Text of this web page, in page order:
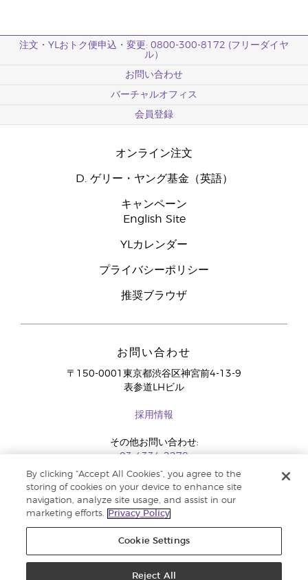
注文・YLおトク便申込・変更: 0800-300-8172 (フリーダイヤ
ル）
お問い合わせ
バーチャルオフィス
会員登録
オンライン注文
D. ゲリー・ヤング基金（英語）
キャンペーン
English Site
YLカレンダー
プライバシーポリシー
推奨ブラウザ
お問い合わせ
〒150-0001東京都渋谷区神宮前4-13-9
表参道LHビル
採用情報
その他お問い合わせ:
03-4334-2278
By clicking “Accept All Cookies”, you agree to the
storing of cookies on your device to enhance site
navigation, analyze site usage, and assist in our
marketing efforts.
Privacy Policy
Cookie Settings
Reject All